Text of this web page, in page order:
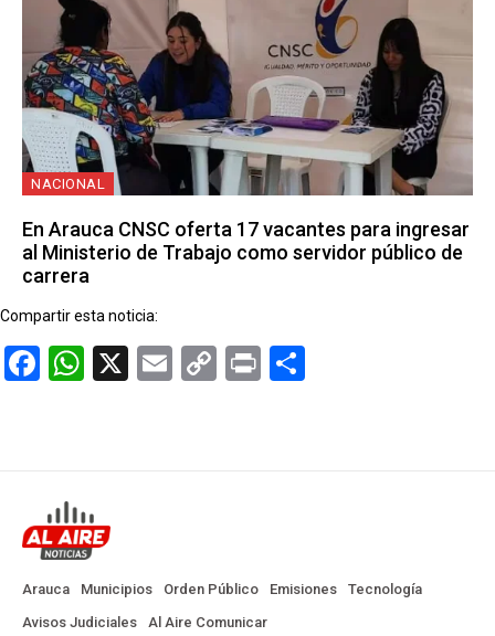
NACIONAL
En Arauca CNSC oferta 17 vacantes para ingresar
al Ministerio de Trabajo como servidor público de
carrera
Compartir esta noticia:
Facebook
WhatsApp
X EmailCopy
Print
Arauca Municipios Orden Público Emisiones
Tecnología
Avisos Judiciales
Al Aire Comunicar